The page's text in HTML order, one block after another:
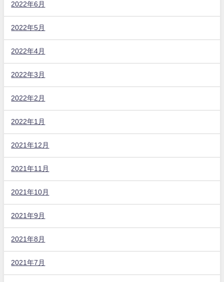
2022年6月
2022年5月
2022年4月
2022年3月
2022年2月
2022年1月
2021年12月
2021年11月
2021年10月
2021年9月
2021年8月
2021年7月